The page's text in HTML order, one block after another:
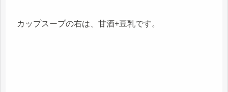
カップスープの右は、甘酒+豆乳です。